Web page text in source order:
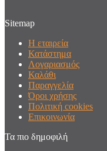
Sitemap
Η εταιρεία
Κατάστημα
Λογαριασμός
Καλάθι
Παραγγελία
Όροι χρήσης
Πολιτική cookies
Επικοινωνία
Τα πιο δημοφιλή